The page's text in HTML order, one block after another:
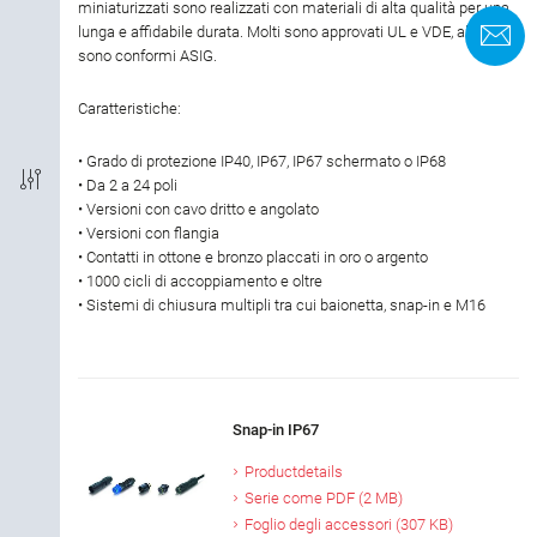
Tipo di connessione
EMC
Grado di protezione
Materiale dell'alloggiamento
Materiale di bloccaggio
miniaturizzati sono realizzati con materiali di alta qualità per una
lunga e affidabile durata. Molti sono approvati UL e VDE, alcuni
sono conformi ASIG.
Caratteristiche:
• Grado di protezione IP40, IP67, IP67 schermato o IP68
• Da 2 a 24 poli
• Versioni con cavo dritto e angolato
• Versioni con flangia
• Contatti in ottone e bronzo placcati in oro o argento
• 1000 cicli di accoppiamento e oltre
• Sistemi di chiusura multipli tra cui baionetta, snap-in e M16
Snap-in IP67
Productdetails
Serie come PDF (2 MB)
Foglio degli accessori (307 KB)